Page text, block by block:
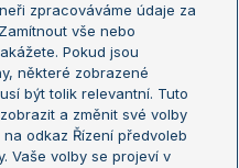
Open
mistrů
mistryň
zpracováváme údaje za
vše nebo
Pokud jsou
některé zobrazené
být tolik relevantní. Tuto
a změnit své volby
odkaz Řízení předvoleb
Vaše volby se projeví v